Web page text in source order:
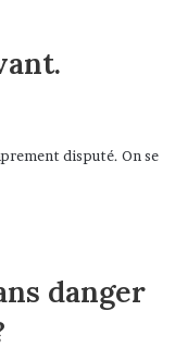
disputé. On se
danger